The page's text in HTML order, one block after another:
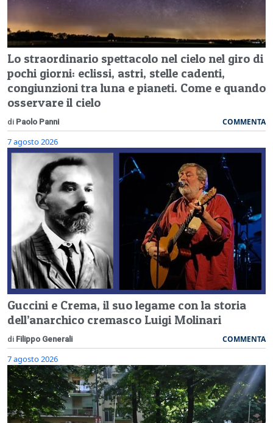
Lo straordinario spettacolo nel cielo nel giro di
pochi giorni: eclissi, astri, stelle cadenti,
congiunzioni tra luna e pianeti. Come e quando
osservare il cielo
di Paolo Panni COMMENTA
7 agosto 2026
Guccini e Crema, il suo legame con la storia
dell’anarchico cremasco Luigi Molinari
di Filippo Generali COMMENTA
7 agosto 2026